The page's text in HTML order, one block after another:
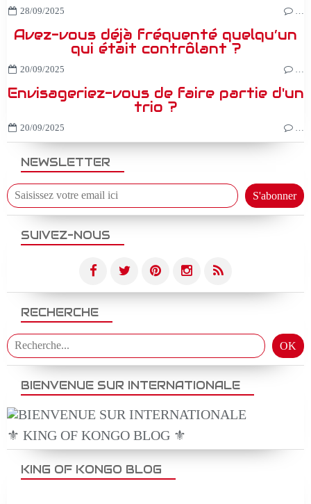
NEWSLETTER
SUIVEZ-NOUS
RECHERCHE
BIENVENUE SUR INTERNATIONALE
⚜️ KING OF KONGO BLOG ⚜️
28/09/2025
Avez-vous déjà fréquenté quelqu’un
qui était contrôlant ?
20/09/2025
Envisageriez-vous de faire partie d'un
trio ?
20/09/2025
KING OF KONGO BLOG